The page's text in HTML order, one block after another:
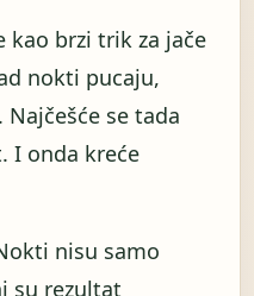
kao brzi trik za jače
nokti pucaju,
se tada
I onda kreće
nisu samo
su rezultat